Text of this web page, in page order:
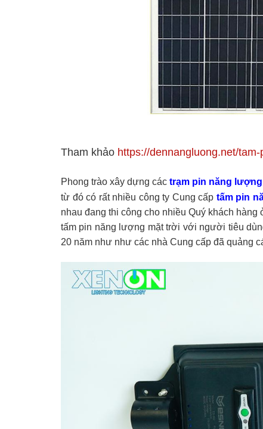
Tham khảo https://dennangluong.net/
Phong trào xây dựng cáctrạm pin năng
từ đó có rất nhiều công ty Cung cấp tấm pin
nhau đang thi công cho nhiều Quý khách hàng
tấm pin năng lượng mặt trời với người tiêu
20 năm như như các nhà Cung cấp đã quảng